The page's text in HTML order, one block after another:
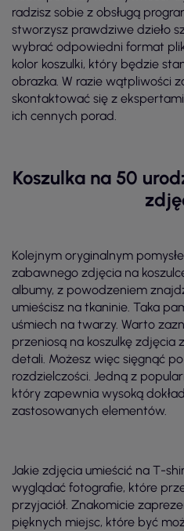
radzisz sobie z obsługą
stworzysz prawdziwe dzieło
wybrać odpowiedni format
kolor koszulki, który będzie
obrazka. W razie wątpliwości
skontaktować się z
ich cennych porad.
Koszulka na 50
Kolejnym oryginalnym
zabawnego zdjęcia na
albumy, z powodzeniem
umieścisz na tkaninie. Taka
uśmiech na twarzy. Warto
przeniosą na koszulkę zdjęcia
detali. Możesz więc sięgnąć
rozdzielczości. Jedną z
który zapewnia wysoką
zastosowanych elementów.
Jakie zdjęcia umieścić na T-
wyglądać fotografie, które
przyjaciół. Znakomicie
pięknych miejsc, które być